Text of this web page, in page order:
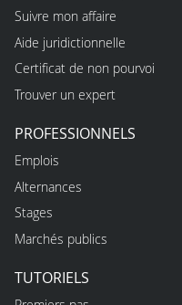
Suivre mon affaire
Aide juridictionnelle
Certificat de non pourvoi
Trouver un expert
PROFESSIONNELS
Emplois
Alternances
Stages
Marchés publics
TUTORIELS